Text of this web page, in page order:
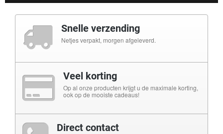
Snelle verzending
Netjes verpakt, morgen afgeleverd.
Veel korting
Op al onze producten krijgt u de maximale korting,
ook op de mooiste cadeaus!
Direct contact